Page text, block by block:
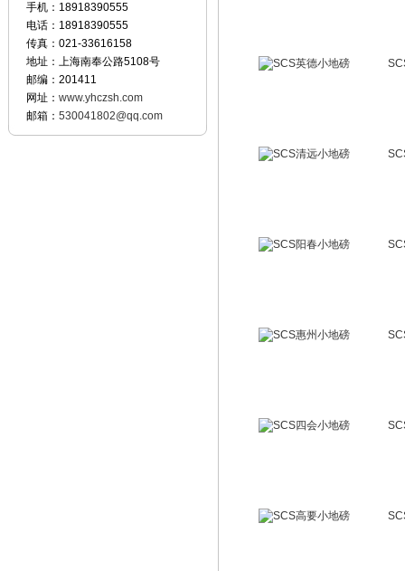
手机：18918390555
电话：18918390555
传真：021-33616158
地址：上海南奉公路5108号
邮编：201411
网址： www.yhczsh.com
邮箱： 530041802@qq.com